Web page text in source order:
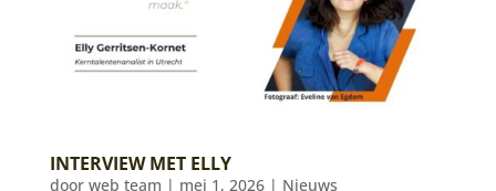
INTERVIEW MET ELLY
door web team | mei 1, 2026| Nieuws